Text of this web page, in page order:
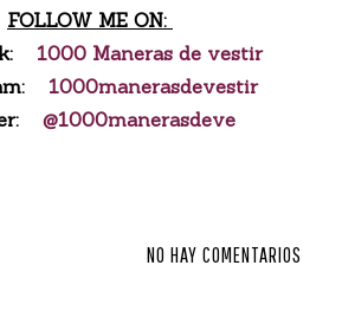
FOLLOW ME ON:
1000 Maneras de vestir
1000manerasdevestir
@1000manerasdeve
NO HAY COMENTARIOS